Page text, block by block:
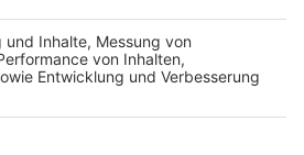
Kreis insgesamt zwar etwas
heißt es - aber auch nicht gut.
die wirtschaftliche Entwicklung
danach mit über 60 Prozent
gefolgt von den
müsse jetzt handeln, um